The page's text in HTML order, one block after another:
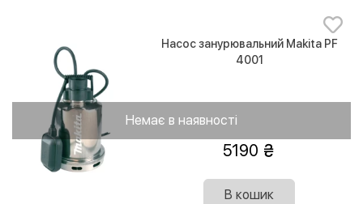
Немає в наявності
Насос занурювальний Makita PF
4001
5190
В кошик